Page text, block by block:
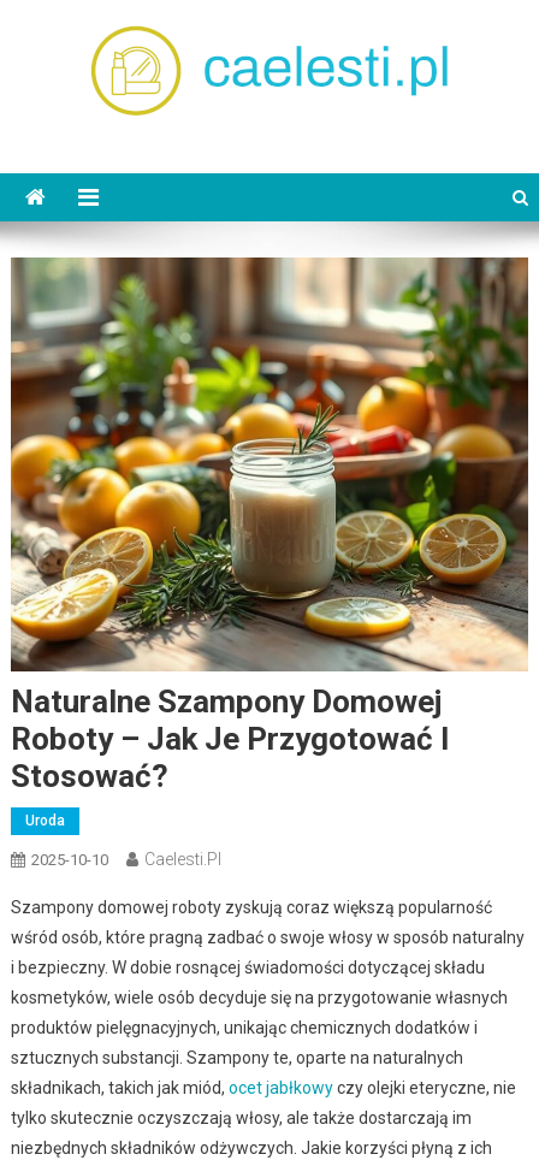
Naturalne Szampony Domowej
Roboty – Jak Je Przygotować I
Stosować?
Uroda
2025-10-10 Caelesti.pl
Szampony domowej roboty zyskują coraz większą popularność
wśród osób, które pragną zadbać o swoje włosy w sposób naturalny
i bezpieczny. W dobie rosnącej świadomości dotyczącej składu
kosmetyków, wiele osób decyduje się na przygotowanie własnych
produktów pielęgnacyjnych, unikając chemicznych dodatków i
sztucznych substancji. Szampony te, oparte na naturalnych
składnikach, takich jak miód, ocet jabłkowyczy olejki eteryczne, nie
tylko skutecznie oczyszczają włosy, ale także dostarczają im
niezbędnych składników odżywczych. Jakie korzyści płyną z ich